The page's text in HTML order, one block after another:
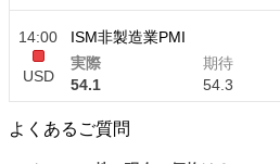
14:00
USD
ISM非製造業PMI
実際
54.1
期待
54.3
14:00
ISM非製造業雇用
よくあるご質問